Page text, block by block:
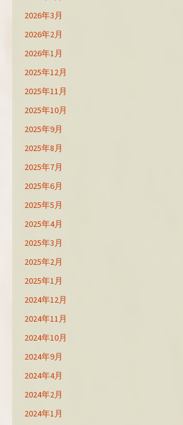
2026年3月
2026年2月
2026年1月
2025年12月
2025年11月
2025年10月
2025年9月
2025年8月
2025年7月
2025年6月
2025年5月
2025年4月
2025年3月
2025年2月
2025年1月
2024年12月
2024年11月
2024年10月
2024年9月
2024年4月
2024年2月
2024年1月